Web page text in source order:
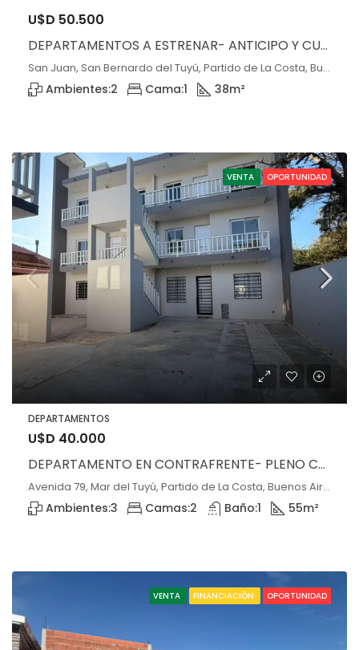
U$D 50.500
DEPARTAMENTOS A ESTRENAR- ANTICIPO Y CUOTAS – OPORTUNIDAD
San Juan, San Bernardo del Tuyú, Partido de La Costa, Buenos Aires, 7111, Argentina, San Bernardo, Buenos Aires
Ambientes:2 Cama:1 38m²
VENTA OPORTUNIDAD
DEPARTAMENTOS
U$D 40.000
DEPARTAMENTO EN CONTRAFRENTE- PLENO CENTRO DE MAR DEL TUYÚ
Avenida 79, Mar del Tuyú, Partido de La Costa, Buenos Aires, 7108, Argentina, Mar del Tuyú, Buenos Aires
Ambientes:3 Camas:2 Baño:1 55m²
VENTA FINANCIACIÓN OPORTUNIDAD